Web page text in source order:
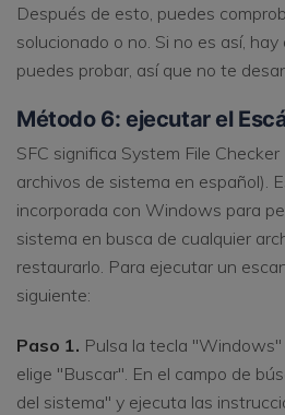
Después de esto, puedes
solucionado o no. Si no es así,
puedes probar, así que no te
Método 6: ejecutar el
SFC significa System File
archivos de sistema en español).
incorporada con Windows para
sistema en busca de cualquier
restaurarlo. Para ejecutar un
siguiente:
Paso 1. Pulsa la tecla "Windows"
elige "Buscar". En el campo de
del sistema" y ejecuta las